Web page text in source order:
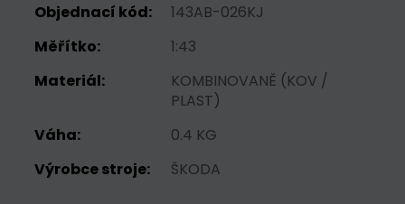
Objednací kód:
143AB-026KJ
Měřítko:
1:43
Materiál:
KOMBINOVANĚ (KOV /
PLAST)
Váha:
0.4 KG
Výrobce stroje:
ŠKODA